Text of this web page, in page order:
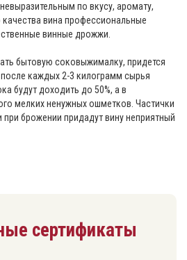
по вкусу, аромату,
вина профессиональные
винные дрожжи.
бытовую соковыжималку, придется
каждых 2-3 килограмм сырья
будут доходить до 50%, а в
мелких ненужных ошметков. Частички
при брожении придадут вину неприятный
сертификаты